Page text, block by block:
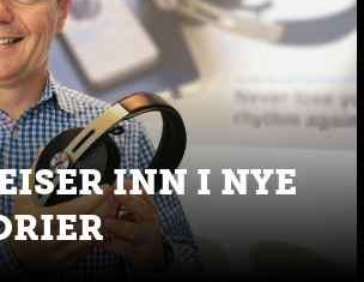
INN I NYE